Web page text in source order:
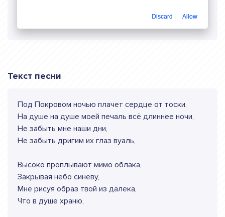
Текст песни
Под Покровом ночью плачет сердце от тоски,
На душе на душе моей печаль всё длиннее ночи,
Не забыть мне наши дни,
Не забыть дригим их глаз вуаль,
Высоко проплывают мимо облака,
Закрывая небо синеву,
Мне рисуя образ твой из далека,
Что в душе храню,
Discard Allow